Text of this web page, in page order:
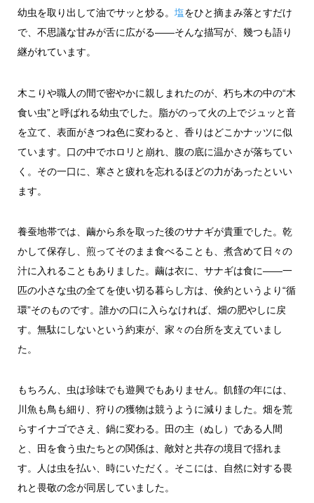
幼虫を取り出して油でサッと炒る。 塩をひと摘まみ落とすだけ
で、不思議な甘みが舌に広がる――そんな描写が、幾つも語り
継がれています。
木こりや職人の間で密やかに親しまれたのが、朽ち木の中の“木
食い虫”と呼ばれる幼虫でした。脂がのって火の上でジュッと音
を立て、表面がきつね色に変わると、香りはどこかナッツに似
ています。口の中でホロリと崩れ、腹の底に温かさが落ちてい
く。その一口に、寒さと疲れを忘れるほどの力があったといい
ます。
養蚕地帯では、繭から糸を取った後のサナギが貴重でした。乾
かして保存し、煎ってそのまま食べることも、煮含めて日々の
汁に入れることもありました。繭は衣に、サナギは食に――一
匹の小さな虫の全てを使い切る暮らし方は、倹約というより“循
環”そのものです。誰かの口に入らなければ、畑の肥やしに戻
す。無駄にしないという約束が、家々の台所を支えていまし
た。
もちろん、虫は珍味でも遊興でもありません。飢饉の年には、
川魚も鳥も細り、狩りの獲物は競うように減りました。畑を荒
らすイナゴでさえ、鍋に変わる。田の主（ぬし）である人間
と、田を食う虫たちとの関係は、敵対と共存の境目で揺れま
す。人は虫を払い、時にいただく。そこには、自然に対する畏
れと畏敬の念が同居していました。